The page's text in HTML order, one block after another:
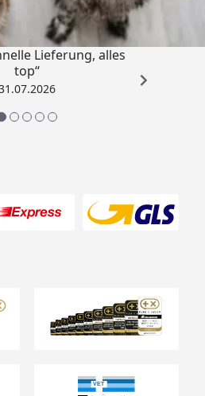
Erfahrung mit
Lieferung, alles
top“